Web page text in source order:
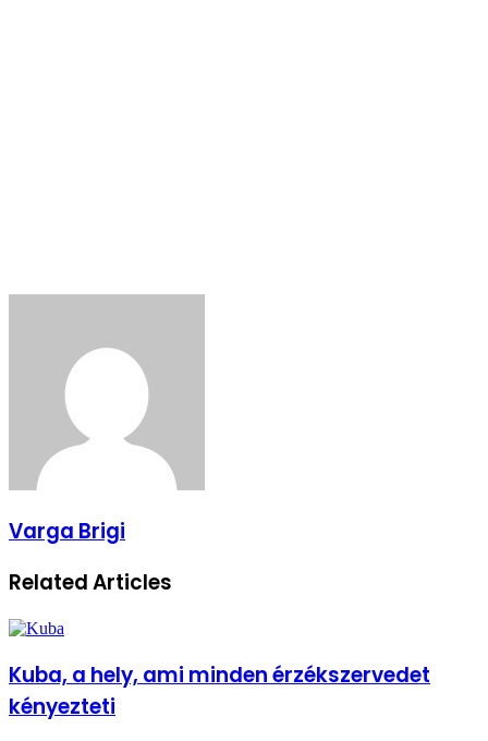
Varga Brigi
Related Articles
Kuba, a hely, ami minden érzékszervedet
kényezteti